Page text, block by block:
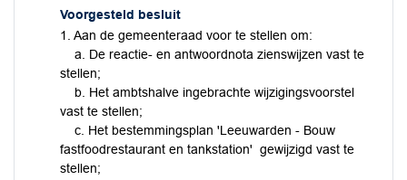
Voorgesteld besluit
1. Aan de gemeenteraad voor te stellen om:
a. De reactie- en antwoordnota zienswijzen vast te
stellen;
b. Het ambtshalve ingebrachte wijzigingsvoorstel
vast te stellen;
c. Het bestemmingsplan 'Leeuwarden - Bouw
fastfoodrestaurant en tankstation' gewijzigd vast te
stellen;